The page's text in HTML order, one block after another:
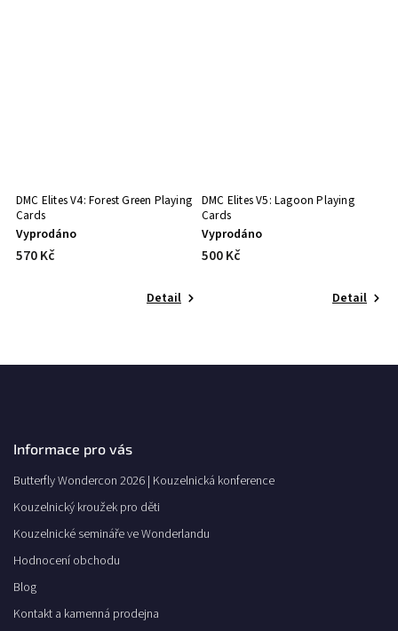
DMC Elites V4: Forest Green Playing
Cards
Vyprodáno
570 Kč
Detail
DMC Elites V5: Lagoon Playing
Cards
Vyprodáno
500 Kč
Detail
Informace pro vás
Butterfly Wondercon 2026 | Kouzelnická konference
Kouzelnický kroužek pro děti
Kouzelnické semináře ve Wonderlandu
Hodnocení obchodu
Blog
Kontakt a kamenná prodejna